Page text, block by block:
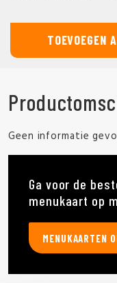
TOEVOEGEN
Geen informatie
Ga voor de
menukaart op
MENUKAARTEN